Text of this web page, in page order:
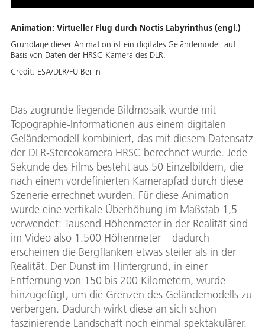
Animation: Virtueller Flug durch Noctis Labyrinthus (engl.)
Grundlage dieser Animation ist ein digitales Geländemodell auf
Basis von Daten der HRSC-Kamera des DLR.
Credit: ESA/DLR/FU Berlin
Das zugrunde liegende Bildmosaik wurde mit
Topographie-Informationen aus einem digitalen
Geländemodell kombiniert, das mit diesem Datensatz
der DLR-Stereokamera HRSC berechnet wurde. Jede
Sekunde des Films besteht aus 50 Einzelbildern, die
nach einem vordefinierten Kamerapfad durch diese
Szenerie errechnet wurden. Für diese Animation
wurde eine vertikale Überhöhung im Maßstab 1,5
verwendet: Tausend Höhenmeter in der Realität sind
im Video also 1.500 Höhenmeter – dadurch
erscheinen die Bergflanken etwas steiler als in der
Realität. Der Dunst im Hintergrund, in einer
Entfernung von 150 bis 200 Kilometern, wurde
hinzugefügt, um die Grenzen des Geländemodells zu
verbergen. Dadurch wirkt diese an sich schon
faszinierende Landschaft noch einmal spektakulärer.